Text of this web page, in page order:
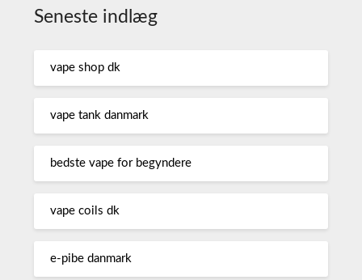
Seneste indlæg
vape shop dk
vape tank danmark
bedste vape for begyndere
vape coils dk
e-pibe danmark